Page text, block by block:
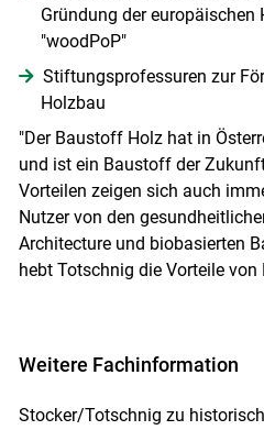
Gründung der
"woodPoP"
Stiftungsprofessuren zur
Holzbau
"Der Baustoff Holz hat in
und ist ein Baustoff der
Vorteilen zeigen sich auch
Nutzer von den
Architecture und biobasierten
hebt Totschnig die Vorteile von
Weitere Fachinformation
Stocker/Totschnig zu